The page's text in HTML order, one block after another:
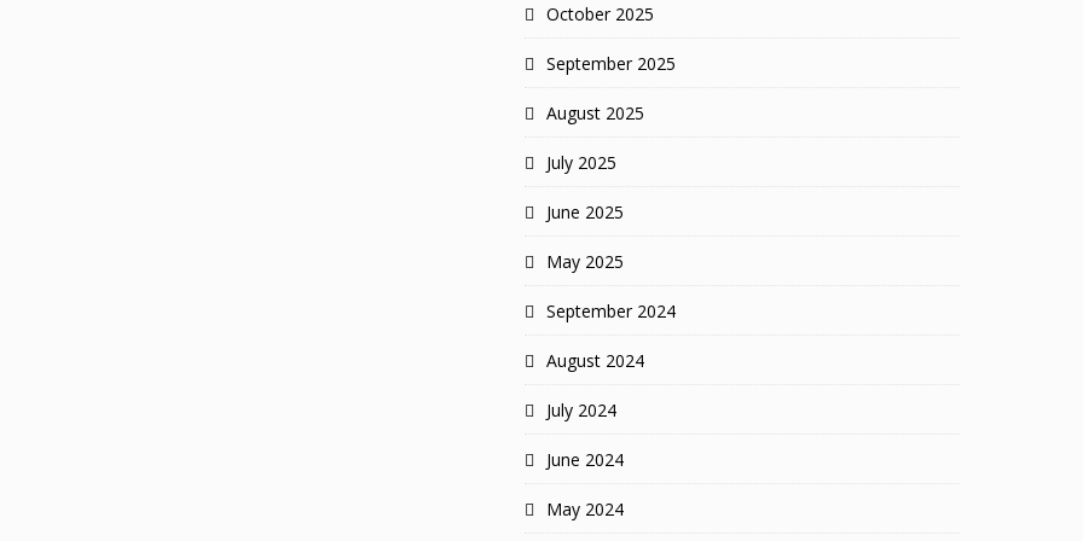
October 2025
September 2025
August 2025
July 2025
June 2025
May 2025
September 2024
August 2024
July 2024
June 2024
May 2024